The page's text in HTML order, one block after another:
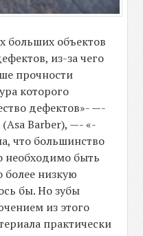
больших объектов
из-за чего
прочности
которого
дефектов»- —-
(Asa Barber), —- «-
что большинство
необходимо быть
низкую
бы. Но зубы
из этого
практически